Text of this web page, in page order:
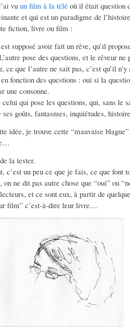
vuun film à la télé où il était question
et qui est un paradigme de
fiction, livre ou film :
est supposé avoir fait un rêve, qu’il
pose des questions, et le rêveur
ce que l’autre ne sait pas, c’est qu’il
fonction des questions : oui si la
une consonne.
celui qui pose les questions, qui, sans le
ses goûts, fantasmes, inquiétudes,
idée, je trouve cette “mauvaise
la tester.
c’est un peu ce que je fais, ce que font
on ne dit pas autre chose que “oui” ou
et ce sont eux, à partir de
film” c’est-à-dire leur livre…